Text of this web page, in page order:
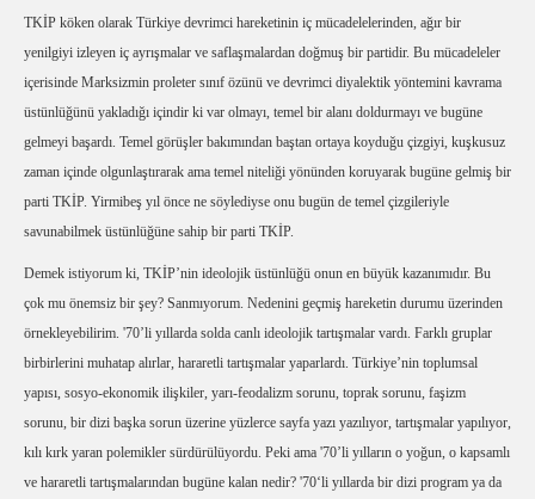
TKİP köken olarak Türkiye devrimci hareketinin iç mücadelelerinden, ağır bir
yenilgiyi izleyen iç ayrışmalar ve saflaşmalardan doğmuş bir partidir. Bu mücadeleler
içerisinde Marksizmin proleter sınıf özünü ve devrimci diyalektik yöntemini kavrama
üstünlüğünü yakladığı içindir ki var olmayı, temel bir alanı doldurmayı ve bugüne
gelmeyi başardı. Temel görüşler bakımından baştan ortaya koyduğu çizgiyi, kuşkusuz
zaman içinde olgunlaştırarak ama temel niteliği yönünden koruyarak bugüne gelmiş bir
parti TKİP. Yirmibeş yıl önce ne söylediyse onu bugün de temel çizgileriyle
savunabilmek üstünlüğüne sahip bir parti TKİP.
Demek istiyorum ki, TKİP’nin ideolojik üstünlüğü onun en büyük kazanımıdır. Bu
çok mu önemsiz bir şey? Sanmıyorum. Nedenini geçmiş hareketin durumu üzerinden
örnekleyebilirim. '70’li yıllarda solda canlı ideolojik tartışmalar vardı. Farklı gruplar
birbirlerini muhatap alırlar, hararetli tartışmalar yaparlardı. Türkiye’nin toplumsal
yapısı, sosyo-ekonomik ilişkiler, yarı-feodalizm sorunu, toprak sorunu, faşizm
sorunu, bir dizi başka sorun üzerine yüzlerce sayfa yazı yazılıyor, tartışmalar yapılıyor,
kılı kırk yaran polemikler sürdürülüyordu. Peki ama '70’li yılların o yoğun, o kapsamlı
ve hararetli tartışmalarından bugüne kalan nedir? '70‘li yıllarda bir dizi program ya da